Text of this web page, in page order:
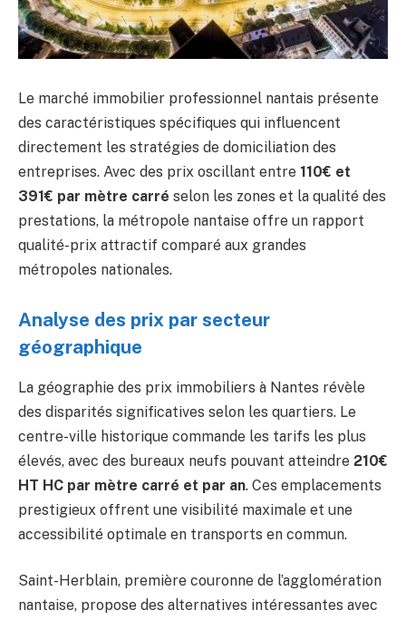
Le marché immobilier professionnel nantais présente
des caractéristiques spécifiques qui influencent
directement les stratégies de domiciliation des
entreprises. Avec des prix oscillant entre 110€ et
391€ par mètre carré selon les zones et la qualité des
prestations, la métropole nantaise offre un rapport
qualité-prix attractif comparé aux grandes
métropoles nationales.
Analyse des prix par secteur
géographique
La géographie des prix immobiliers à Nantes révèle
des disparités significatives selon les quartiers. Le
centre-ville historique commande les tarifs les plus
élevés, avec des bureaux neufs pouvant atteindre 210€
HT HC par mètre carré et par an. Ces emplacements
prestigieux offrent une visibilité maximale et une
accessibilité optimale en transports en commun.
Saint-Herblain, première couronne de l’agglomération
nantaise, propose des alternatives intéressantes avec